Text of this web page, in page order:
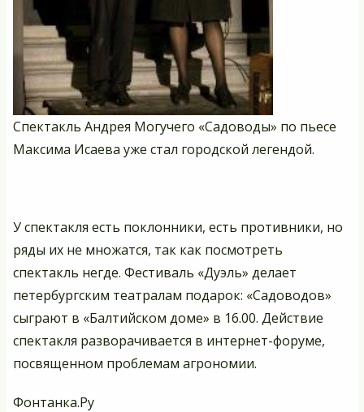
Спектакль Андрея Могучего «Садоводы» по пьесе
Максима Исаева уже стал городской легендой.
У спектакля есть поклонники, есть противники, но
ряды их не множатся, так как посмотреть
спектакль негде. Фестиваль «Дуэль» делает
петербургским театралам подарок: «Садоводов»
сыграют в «Балтийском доме» в 16.00. Действие
спектакля разворачивается в интернет-форуме,
посвященном проблемам агрономии.
Фонтанка.Ру